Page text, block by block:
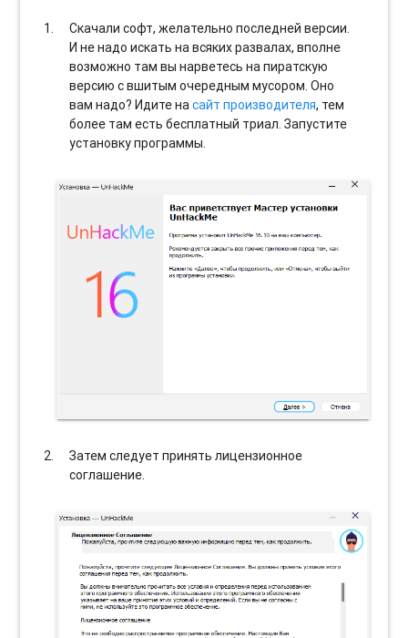
Скачали софт, желательно последней версии.
И не надо искать на всяких развалах, вполне
возможно там вы нарветесь на пиратскую
версию с вшитым очередным мусором. Оно
вам надо? Идите насайт производителя, тем
более там есть бесплатный триал. Запустите
установку программы.
Затем следует принять лицензионное
соглашение.